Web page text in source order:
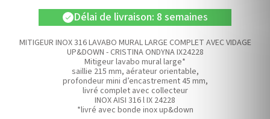
check Délai de livraison: 8 semaines
MITIGEUR INOX 316 LAVABO MURAL LARGE COMPLET AVEC VIDAGE
UP&DOWN - CRISTINA ONDYNA IX24228
Mitigeur lavabo mural large*
saillie 215 mm, aérateur orientable,
profondeur mini d’encastrement 45 mm,
livré complet avec collecteur
INOX AISI 316 l IX 24228
*livré avec bonde inox up&down